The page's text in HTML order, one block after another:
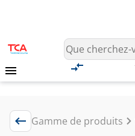
Gamme de produits